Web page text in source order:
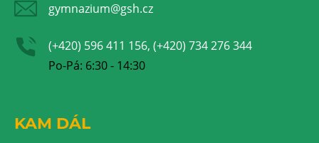
gymnazium@gsh.cz
(+420) 596 411 156, (+420) 734 276 344
Po-Pá: 6:30 - 14:30
KAM DÁL